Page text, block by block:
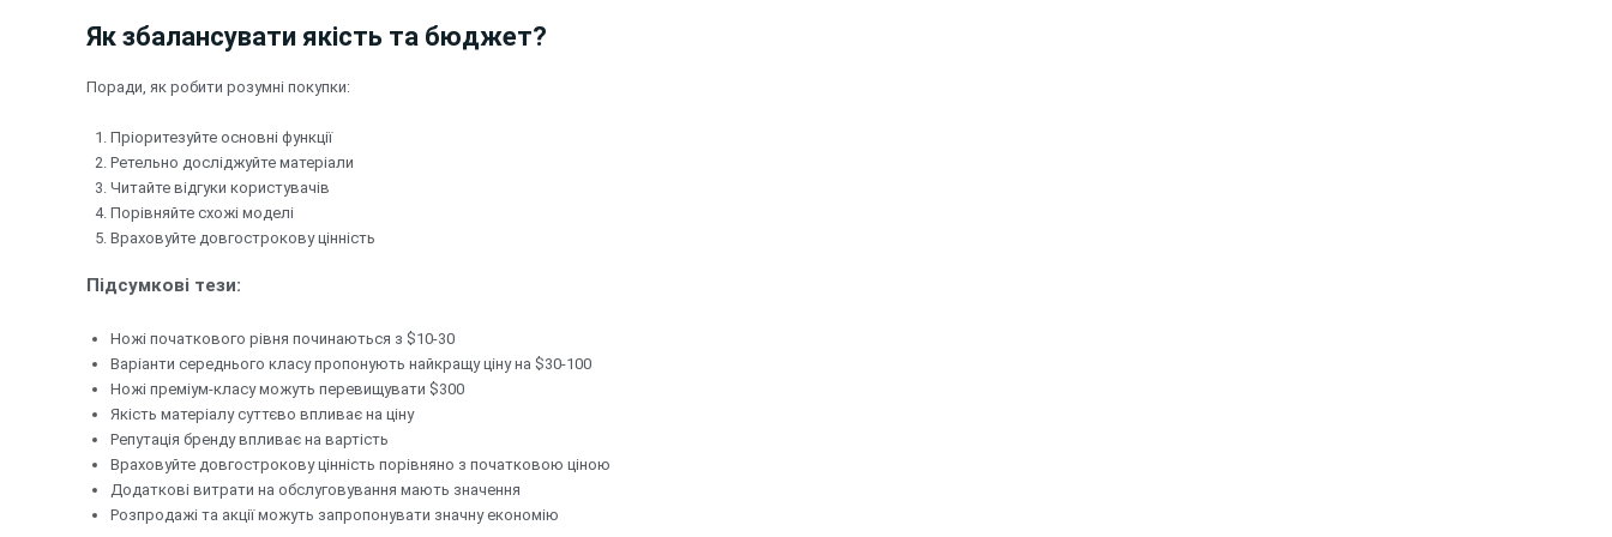
Як збалансувати якість та бюджет?
Поради, як робити розумні покупки:
Пріоритезуйте основні функції
Ретельно досліджуйте матеріали
Читайте відгуки користувачів
Порівняйте схожі моделі
Враховуйте довгострокову цінність
Підсумкові тези:
Ножі початкового рівня починаються з $10-30
Варіанти середнього класу пропонують найкращу ціну на $30-100
Ножі преміум-класу можуть перевищувати $300
Якість матеріалу суттєво впливає на ціну
Репутація бренду впливає на вартість
Враховуйте довгострокову цінність порівняно з початковою ціною
Додаткові витрати на обслуговування мають значення
Розпродажі та акції можуть запропонувати значну економію